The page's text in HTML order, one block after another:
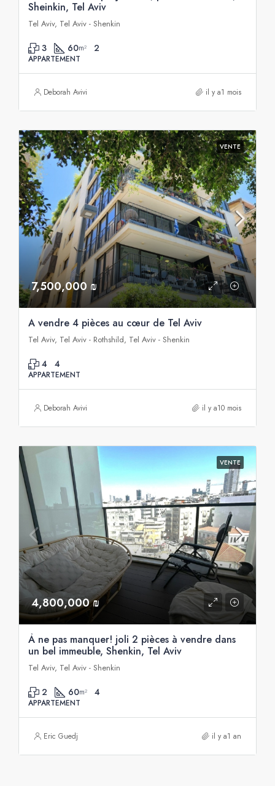
Sheinkin, Tel Aviv
Tel Aviv, Tel Aviv - Shenkin
3 60m² 2
APPARTEMENT
Deborah Avivi il y a1 mois
VENTE
7,500,000 ₪
A vendre 4 pièces au cœur de Tel Aviv
Tel Aviv, Tel Aviv - Rothshild, Tel Aviv - Shenkin
4 4
APPARTEMENT
Deborah Avivi il y a10 mois
VENTE
4,800,000 ₪
À ne pas manquer! joli 2 pièces à vendre dans
un bel immeuble, Shenkin, Tel Aviv
Tel Aviv, Tel Aviv - Shenkin
2 60m² 4
APPARTEMENT
Eric Guedj il y a1 an